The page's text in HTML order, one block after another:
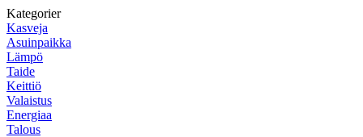
Kategorier
Kasveja
Asuinpaikka
Lämpö
Taide
Keittiö
Valaistus
Energiaa
Talous